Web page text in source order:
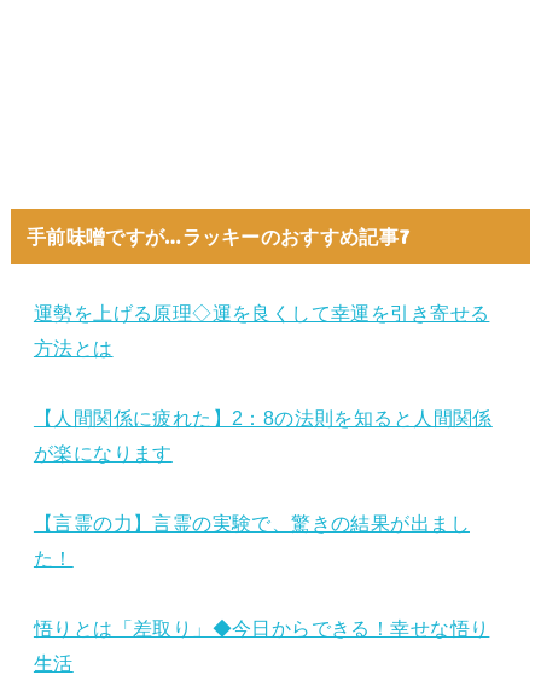
手前味噌ですが…ラッキーのおすすめ記事7
運勢を上げる原理◇運を良くして幸運を引き寄せる
方法とは
【人間関係に疲れた】2：8の法則を知ると人間関係
が楽になります
【言霊の力】言霊の実験で、驚きの結果が出まし
た！
悟りとは「差取り」◆今日からできる！幸せな悟り
生活